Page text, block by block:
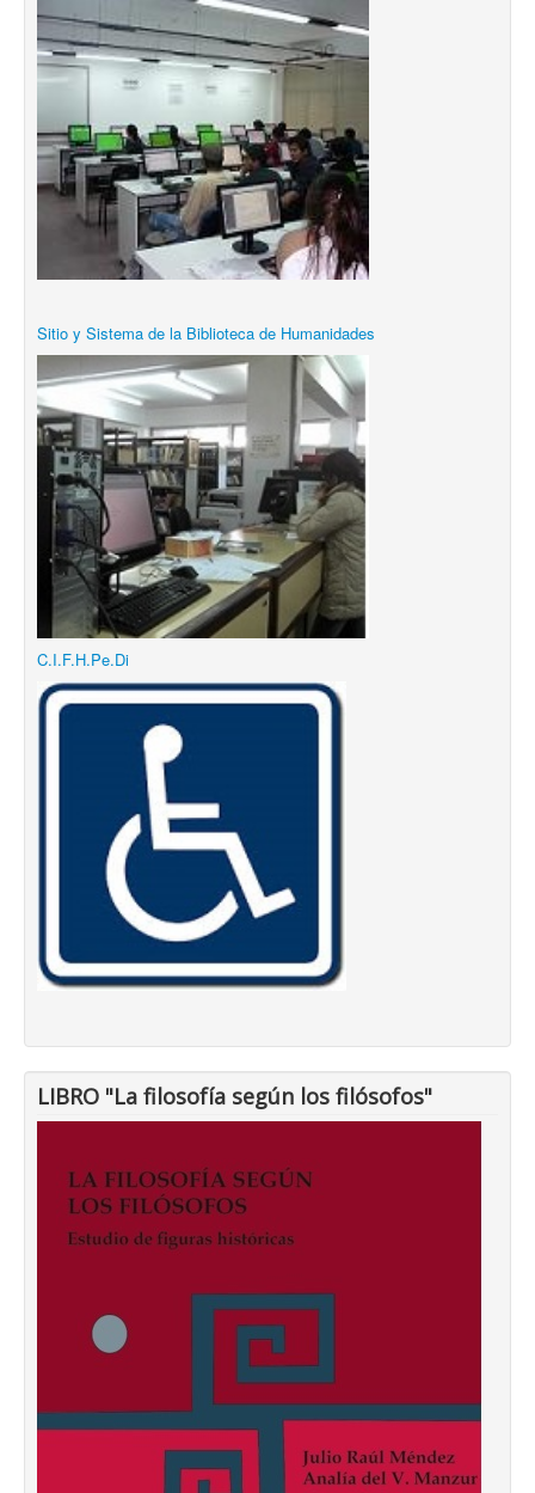
Sitio y Sistema de la Biblioteca de Humanidades
C.I.F.H.Pe.Di
LIBRO "La filosofía según los filósofos"